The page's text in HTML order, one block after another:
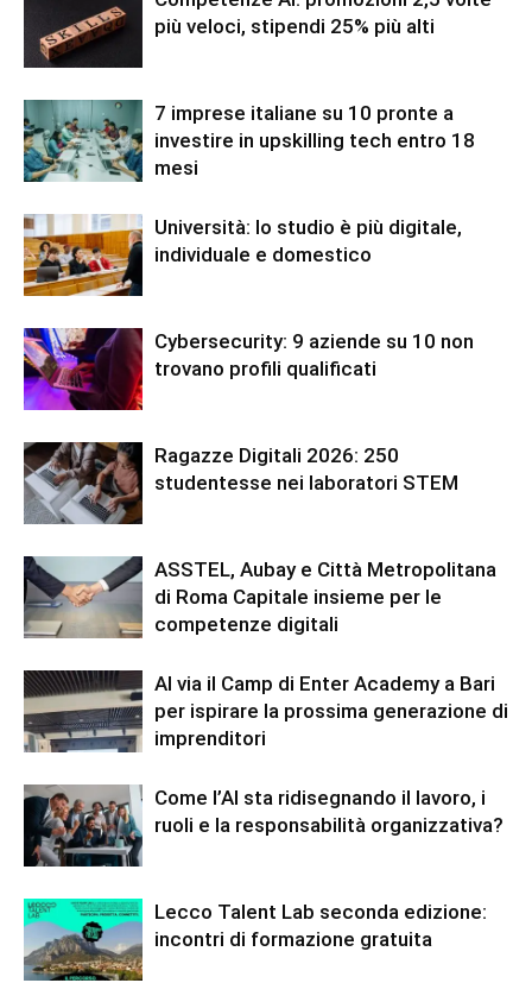
più veloci, stipendi 25% più alti
7 imprese italiane su 10 pronte a
investire in upskilling tech entro 18
mesi
Università: lo studio è più digitale,
individuale e domestico
Cybersecurity: 9 aziende su 10 non
trovano profili qualificati
Ragazze Digitali 2026: 250
studentesse nei laboratori STEM
ASSTEL, Aubay e Città Metropolitana
di Roma Capitale insieme per le
competenze digitali
Al via il Camp di Enter Academy a Bari
per ispirare la prossima generazione di
imprenditori
Come l’AI sta ridisegnando il lavoro, i
ruoli e la responsabilità organizzativa?
Lecco Talent Lab seconda edizione:
incontri di formazione gratuita